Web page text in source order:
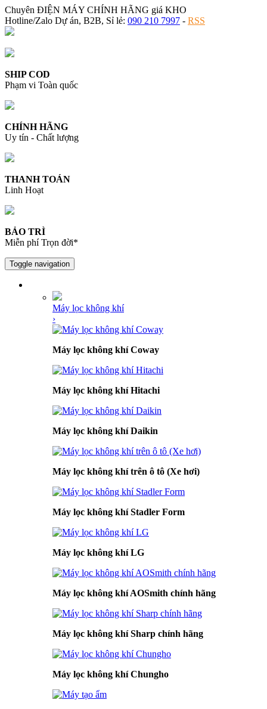
Chuyên ĐIỆN MÁY CHÍNH HÃNG giá KHO
Hotline/Zalo Dự án, B2B, Sỉ lẻ: 090 210 7997 - RSS
SHIP COD
Phạm vi Toàn quốc
CHÍNH HÃNG
Uy tín - Chất lượng
THANH TOÁN
Linh Hoạt
BẢO TRÌ
Miễn phí Trọn đời*
Toggle navigation
Máy lọc không khí
›
Máy lọc không khí Coway
Máy lọc không khí Hitachi
Máy lọc không khí Daikin
Máy lọc không khí trên ô tô (Xe hơi)
Máy lọc không khí Stadler Form
Máy lọc không khí LG
Máy lọc không khí AOSmith chính hãng
Máy lọc không khí Sharp chính hãng
Máy lọc không khí Chungho